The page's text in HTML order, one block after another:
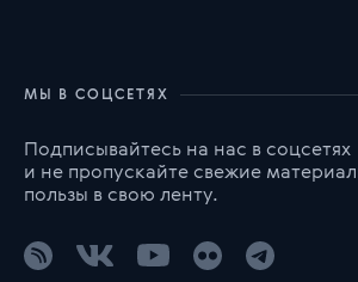
МЫ В СОЦСЕТЯХ
Подписывайтесь на нас в соцсетях
и не пропускайте свежие
пользы в свою ленту.